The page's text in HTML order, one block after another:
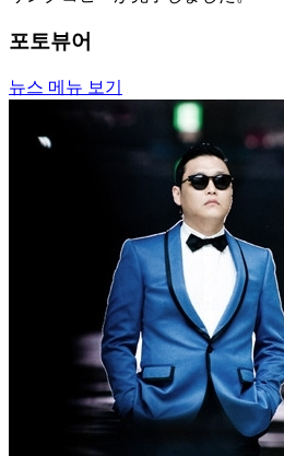
포토뷰어
뉴스 메뉴 보기